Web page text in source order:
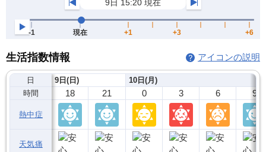
生活指数情報 アイコンの説明
日
時間
熱中症
天気痛
9日(日)
18 21
10日(月)
0 3 6 9